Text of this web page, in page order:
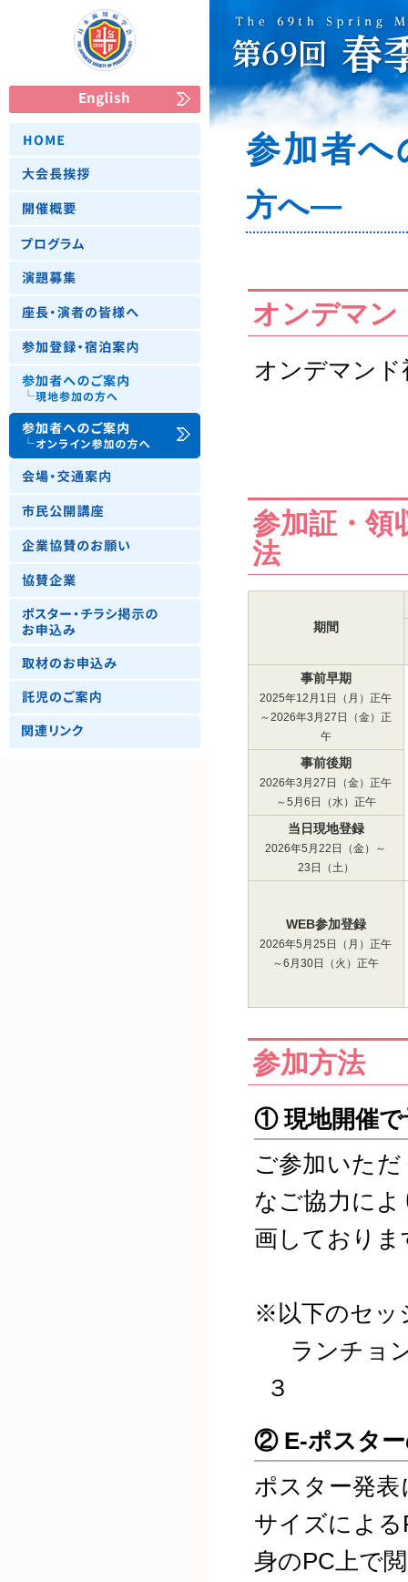
参加者へ
方へ―
オンデマン
オンデマンド
参加証・領
法
期間
事前早期
2025年12月1日（月）正午
～2026年3月27日（金）正
午
事前後期
2026年3月27日（金）正午
～5月6日（水）正午
当日現地登録
2026年5月22日（金）～
23日（土）
WEB参加登録
2026年5月25日（月）正午
～6月30日（火）正午
参加方法
① 現地開催で
ご参加いた
なご協力に
画しておりま
※以下のセッ
ランチョ
３
② E-ポスター
ポスター発
サイズによ
身のPC上で